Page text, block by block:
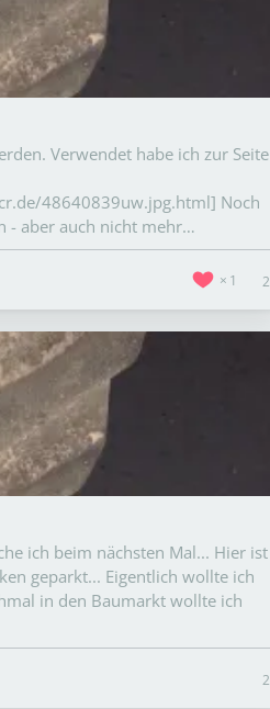
Verwendet habe ich zur Seite
48640839uw.jpg.html] Noch
- aber auch nicht mehr…
1 2
ich beim nächsten Mal... Hier ist
geparkt... Eigentlich wollte ich
in den Baumarkt wollte ich
2